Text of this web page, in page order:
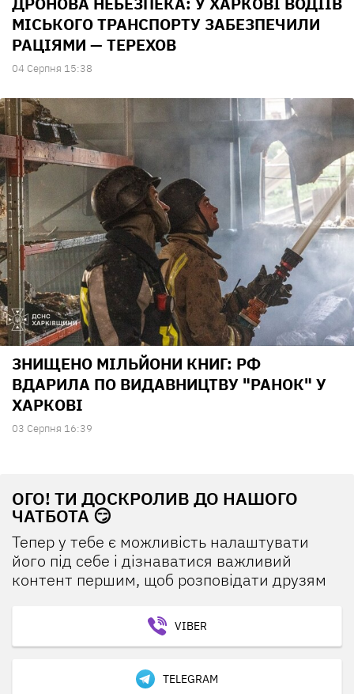
МІСЬКОГО ТРАНСПОРТУ ЗАБЕЗПЕЧИЛИ
РАЦІЯМИ — ТЕРЕХОВ
04 Серпня 15:38
ЗНИЩЕНО МІЛЬЙОНИ КНИГ: РФ
ВДАРИЛА ПО ВИДАВНИЦТВУ "РАНОК" У
ХАРКОВІ
03 Серпня 16:39
ОГО! ТИ ДОСКРОЛИВ ДО НАШОГО
ЧАТБОТА 😏
Тепер у тебе є можливість налаштувати
його під себе і дізнаватися важливий
контент першим, щоб розповідати друзям
VIBER
TELEGRAM